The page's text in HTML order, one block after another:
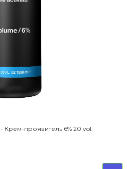
Tigi Copyright Colour Activator - Крем-проявитель 6% 20 vol.